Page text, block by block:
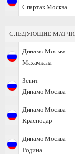
Спартак Москва
СЛЕДУЮЩИЕ МАТЧИ
Динамо Москва
Махачкала
Зенит
Динамо Москва
Динамо Москва
Краснодар
Динамо Москва
Родина